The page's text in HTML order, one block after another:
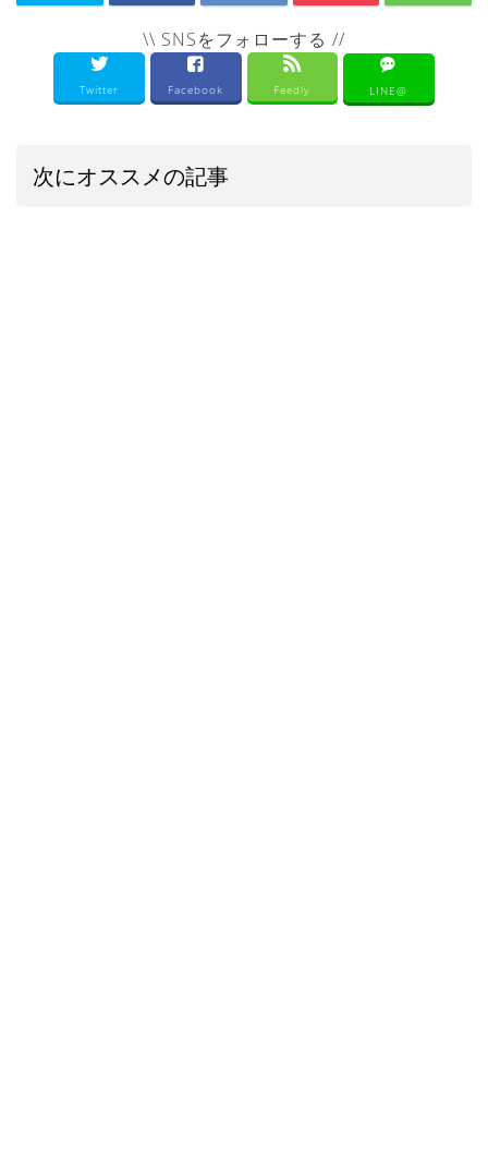
\\ SNSをフォローする //
Twitter Facebook Feedly LINE@
次にオススメの記事